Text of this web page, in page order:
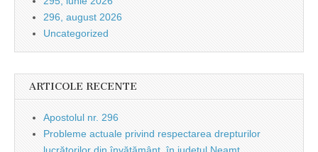
296, august 2026
Uncategorized
ARTICOLE RECENTE
Apostolul nr. 296
Probleme actuale privind respectarea drepturilor